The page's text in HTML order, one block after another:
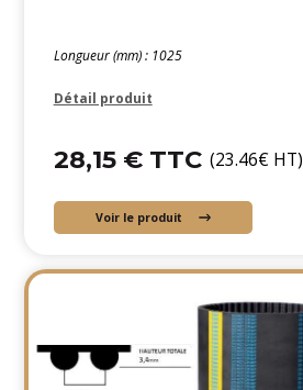
Longueur (mm) : 1025
Détail produit
28,15 € TTC (23.46€ HT)
Voir le produit